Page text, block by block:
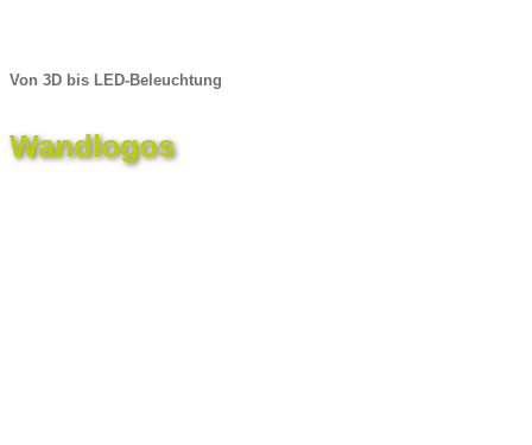
Von 3D bis LED-Beleuchtung
Wandlogos